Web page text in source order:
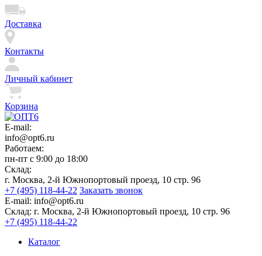
Доставка
Контакты
Личный кабинет
Корзина
E-mail:
info@opt6.ru
Работаем:
пн-пт с 9:00 до 18:00
Склад:
г. Москва, 2-й Южнопортовый проезд, 10 стр. 96
+7 (495) 118-44-22 Заказать звонок
E-mail: info@opt6.ru
Склад: г. Москва, 2-й Южнопортовый проезд, 10 стр. 96
+7 (495) 118-44-22
Каталог